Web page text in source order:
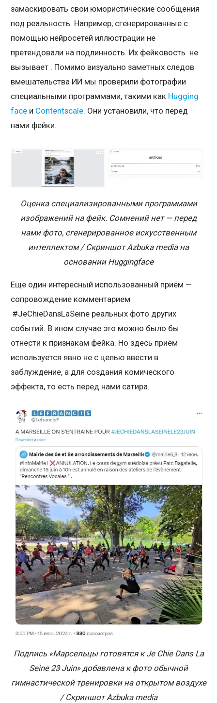
замаскировать свои юмористические сообщения
под реальность. Например, сгенерированные с
помощью нейросетей иллюстрации не
претендовали на подлинность. Их фейковость не
вызывает . Помимо визуально заметных следов
вмешательства ИИ мы проверили фотографии
специальными программами, такими как Hugging
face и Contentscale. Они установили, что перед
нами фейки.
Оценка специализированными программами
изображений на фейк. Сомнений нет — перед
нами фото, сгенерированное искусственным
интеллектом / Скриншот Azbuka media на
основании Huggingface
Еще один интересный использованный приём —
сопровождение комментарием
#JeChieDansLaSeine реальных фото других
событий. В ином случае это можно было бы
отнести к признакам фейка. Но здесь приём
используется явно не с целью ввести в
заблуждение, а для создания комического
эффекта, то есть перед нами сатира.
Подпись «Марсельцы готовятся к Je Chie Dans La
Seine 23 Juin» добавлена к фото обычной
гимнастической тренировки на открытом воздухе
/ Скриншот Azbuka media